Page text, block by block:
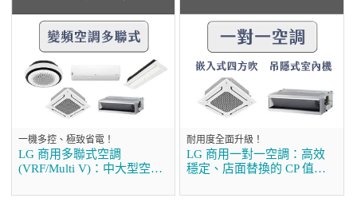
一機多控、極致省電！
LG 商用多聯式空調
(VRF/Multi V)：中大型空間
耐用度全面升級！
LG 商用一對一空調：高效
穩定、店面替換的 CP 值首